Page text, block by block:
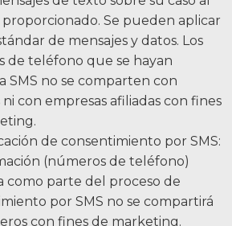
Se pueden aplicar
de mensajes y datos. Los
de teléfono que se hayan
SMS no se comparten con
con empresas afiliadas con fines
de consentimiento por SMS:
(números de teléfono)
como parte del proceso de
por SMS no se compartirá
con fines de marketing.